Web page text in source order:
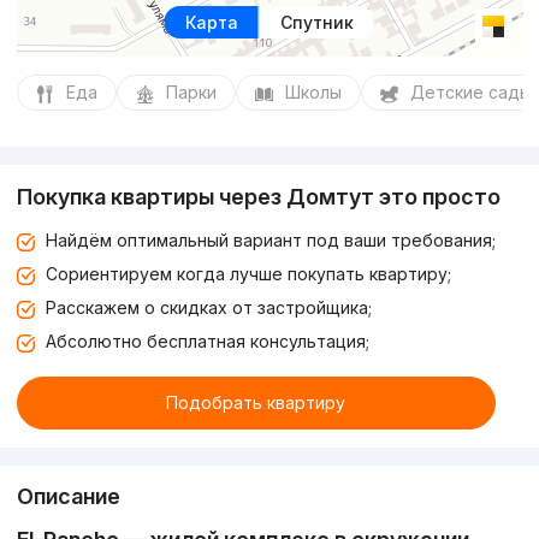
Карта Спутник
Еда Парки Школы Детские сады
Покупка квартиры через Домтут это просто
Найдём оптимальный вариант под ваши требования;
Сориентируем когда лучше покупать квартиру;
Расскажем о скидках от застройщика;
Абсолютно бесплатная консультация;
Подобрать квартиру
Описание